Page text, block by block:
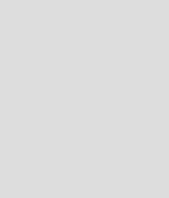
geur.
en voelt super zacht